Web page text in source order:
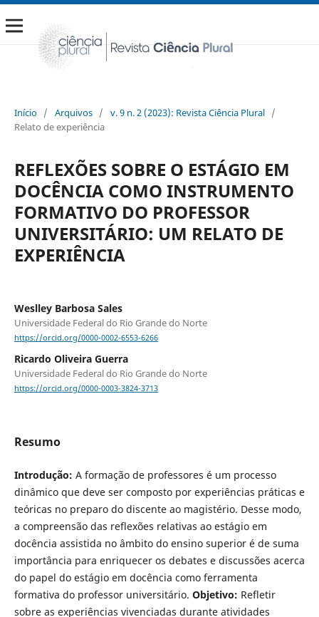
Início / Arquivos / v. 9 n. 2 (2023): Revista Ciência Plural /
Relato de experiência
REFLEXÕES SOBRE O ESTÁGIO EM
DOCÊNCIA COMO INSTRUMENTO
FORMATIVO DO PROFESSOR
UNIVERSITÁRIO: UM RELATO DE
EXPERIÊNCIA
Weslley Barbosa Sales
Universidade Federal do Rio Grande do Norte
https://orcid.org/0000-0002-6553-6266
Ricardo Oliveira Guerra
Universidade Federal do Rio Grande do Norte
https://orcid.org/0000-0003-3824-3713
Resumo
Introdução: A formação de professores é um processo
dinâmico que deve ser composto por experiências práticas e
teóricas no preparo do discente ao magistério. Desse modo,
a compreensão das reflexões relativas ao estágio em
docência assistida no âmbito do ensino superior é de suma
importância para enriquecer os debates e discussões acerca
do papel do estágio em docência como ferramenta
formativa do professor universitário. Objetivo: Refletir
sobre as experiências vivenciadas durante atividades